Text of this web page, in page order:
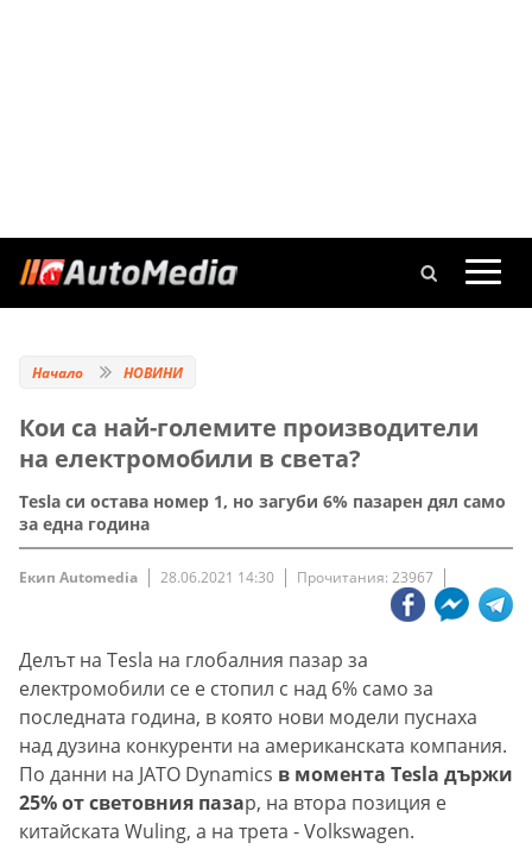
Начало НОВИНИ
Кои са най-големите производители
на електромобили в света?
Tesla си остава номер 1, но загуби 6% пазарен дял само
за една година
Екип Automedia 28.06.2021 14:30 Прочитания: 23967
Делът на Tesla на глобалния пазар за
електромобили се е стопил с над 6% само за
последната година, в която нови модели пуснаха
над дузина конкуренти на американската компания.
По данни на JATO Dynamics в момента Tesla държи
25% от световния пазар, на втора позиция е
китайската Wuling, а на трета - Volkswagen.